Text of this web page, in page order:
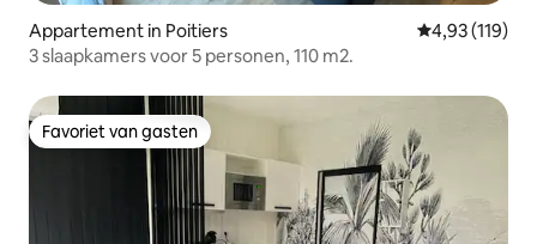
Appartement in Poitiers Gemiddelde
4,93 (119)
3 slaapkamers voor 5 personen, 110 m2.
Favoriet van gasten
Favoriet van gasten